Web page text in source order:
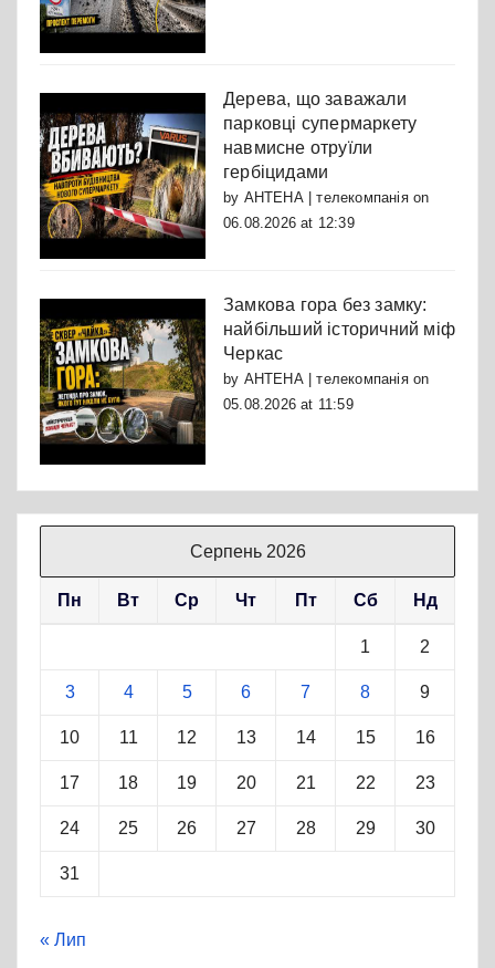
Дерева, що заважали
парковці супермаркету
навмисне отруїли
гербіцидами
by АНТЕНА | телекомпаніяon
06.08.2026 at 12:39
Замкова гора без замку:
найбільший історичний міф
Черкас
by АНТЕНА | телекомпаніяon
05.08.2026 at 11:59
Серпень 2026
Пн Вт Ср Чт Пт Сб Нд
1 2
3 4 5 6 7 8 9
10 11 12 13 14 15 16
17 18 19 20 21 22 23
24 25 26 27 28 29 30
31
« Лип